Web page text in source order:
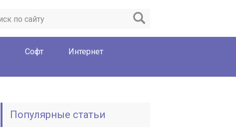
Софт
Интернет
Популярные статьи